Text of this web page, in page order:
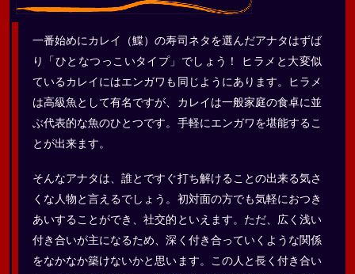
一番始めにカレイ（鰈）の寿司ネタを選んだアナタはずば
り「ひとなつっこいタイプ」でしょう！ ヒラメと大変似
ているカレイにはエンガワも同じようにあります。ヒラメ
は高級魚として有名ですが、カレイは一般家庭の食卓に並
ぶ代表的な魚のひとつです。手軽にエンガワを堪能するこ
とが出来ます。
そんなアナタは、誰とですぐ打ち解けることの出来る気さ
くな人物と言えるでしょう。初対面の方でも気軽におつき
あいすることができ、社交的といえます。ただ、広く浅い
付き合いが主になるため、深く付き合っていくような関係
をなかなか築けないかと思います。この人と長く付き合い